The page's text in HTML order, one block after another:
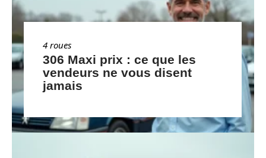
4 roues
306 Maxi prix : ce que les
vendeurs ne vous disent
jamais